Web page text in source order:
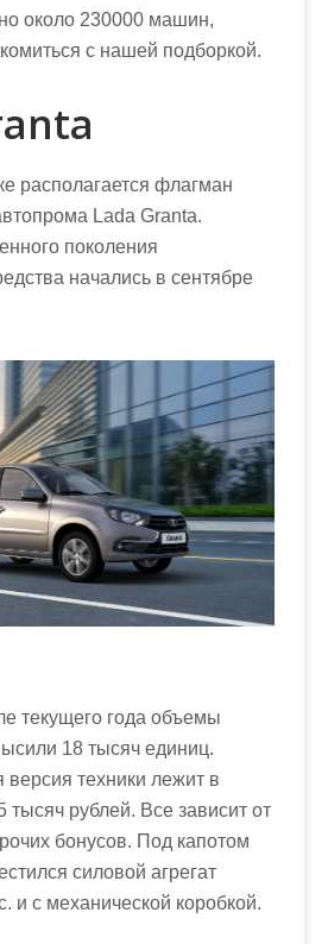
около 230000 машин,
с нашей подборкой.
располагается флагман
Lada Granta.
поколения
начались в сентябре
текущего года объемы
18 тысяч единиц.
техники лежит в
тысяч рублей. Все зависит от
бонусов. Под капотом
силовой агрегат
и с механической коробкой.